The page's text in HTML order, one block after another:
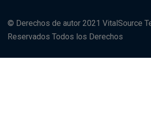
© Derechos de autor 2021 VitalSource
Reservados Todos los Derechos